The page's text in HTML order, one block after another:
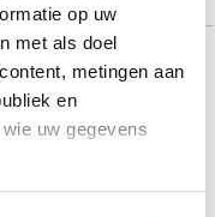
op uw
met als doel
metingen aan
en
uw gegevens